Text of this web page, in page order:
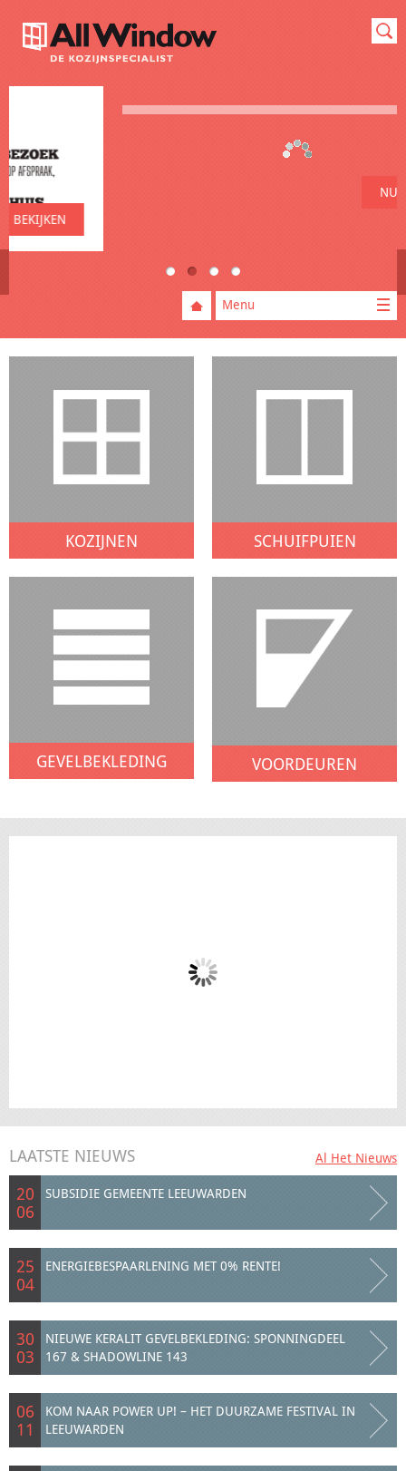
Menu
KOZIJNEN SCHUIFPUIEN
GEVELBEKLEDING VOORDEUREN
beoordeel ons op
gesprek tot de laatste afwerking verliep alles perfect.
Vriendelijke mensen en strak vakwerk, waar we elke dag
geweldig.Echt een aanrader voor iedereen die kwaliteit en
service zoekt!
LAATSTE NIEUWS Al Het Nieuws
20
06
SUBSIDIE GEMEENTE LEEUWARDEN
25
04
ENERGIEBESPAARLENING MET 0% RENTE!
30
03
NIEUWE KERALIT GEVELBEKLEDING: SPONNINGDEEL
167 & SHADOWLINE 143
06
11
KOM NAAR POWER UP! – HET DUURZAME FESTIVAL IN
LEEUWARDEN